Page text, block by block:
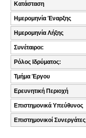
Κατάσταση
Ημερομηνία Έναρξης
Ημερομηνία Λήξης
Συνέταιροι:
Ρόλος Ιδρύματος:
Τμήμα Έργου
Ερευνητική Περιοχή
Επιστημονικά Υπεύθυνος
Επιστημονικοί Συνεργάτες